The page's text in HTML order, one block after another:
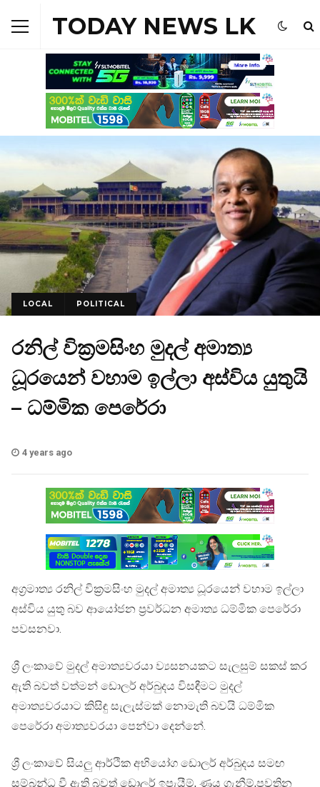
TODAY NEWS LK
LOCAL POLITICAL
රනිල් වික්‍රමසිංහ මුදල් අමාත්‍ය
ධූරයෙන් වහාම ඉල්ලා අස්විය යුතුයි
– ධම්මික පෙරේරා
4 years ago
අග්‍රමාත්‍ය රනිල් වික්‍රමසිංහ මුදල් අමාත්‍ය ධූරයෙන් වහාම ඉල්ලා
අස්විය යුතු බව ආයෝජන ප්‍රවර්ධන අමාත්‍ය ධම්මික පෙරේරා
පවසනවා.
ශ්‍රී ලංකාවේ මුදල් අමාත්‍යවරයා ව්‍යසනයකට සැලසුම් සකස් කර
ඇති බවත් වත්මන් ඩොලර් අර්බුදය විසඳීමට මුදල්
අමාත්‍යවරයාට කිසිඳු සැලැස්මක් නොමැති බවයි ධම්මික
පෙරේරා අමාත්‍යවරයා පෙන්වා දෙන්නේ.
ශ්‍රී ලංකාවේ සියලු ආර්ථික අභියෝග ඩොලර් අර්බුදය සමඟ
සම්බන්ධ වී ඇති බවත් ඩොලර් ඉපැයීම්, ණය ගැනීම්,පවතින